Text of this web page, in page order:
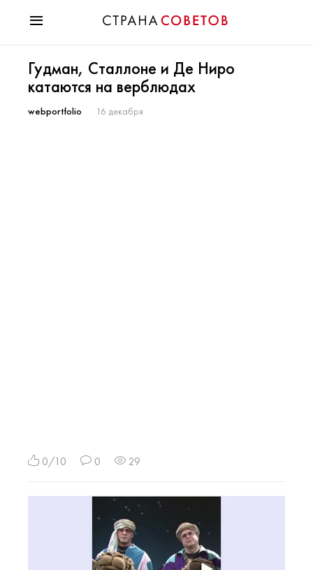
Мода
Звезды
Гороскопы
Гудман, Сталлоне и Де Ниро
катаются на верблюдах
webportfolio 16 декабря
0/10 0 29